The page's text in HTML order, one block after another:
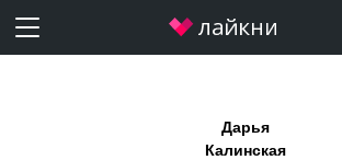
Дарья
Калинская